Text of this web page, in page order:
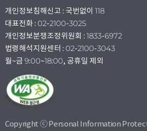
개인정보침해신고 : 국번없이 118
대표전화 : 02-2100-3025
개인정보분쟁조정위원회 : 1833-6972
법령해석지원센터 : 02-2100-3043
월~금 9:00~18:00, 공휴일 제외
Copyright ⓒ Personal Information